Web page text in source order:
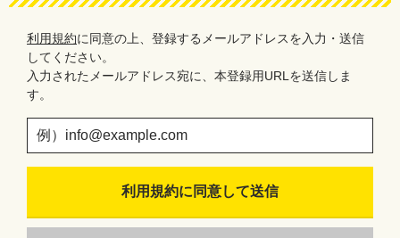
利用規約に同意の上、登録するメールアドレスを入力・送信
してください。
入力されたメールアドレス宛に、本登録用URLを送信しま
す。
利用規約に同意して送信